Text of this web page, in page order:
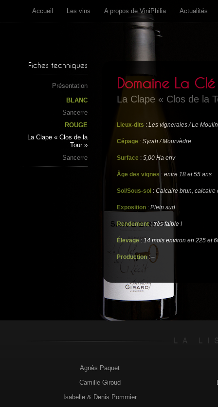
Accueil Les vins A propos de ViniPhilia Actualités
Fiches techniques
Présentation
BLANC
Sancerre
ROUGE
La Clape « Clos de la
Tour »
Sancerre
Domaine La
La Clape « Clos de la
Lieux-dits : Les vigneraies / Le
Cépage : Syrah / Mourvèdre
Surface : 5,00 Ha env
Âge des vignes : entre 18 et 55 ans
Sol/Sous-sol : Calcaire brun, calcaire
Exposition : Plein sud
Rendement: très faible !
Élevage :14 mois environ en 225 et
Production:–
Agnès Paquet
Camille Giroud
Isabelle & Denis Pommier